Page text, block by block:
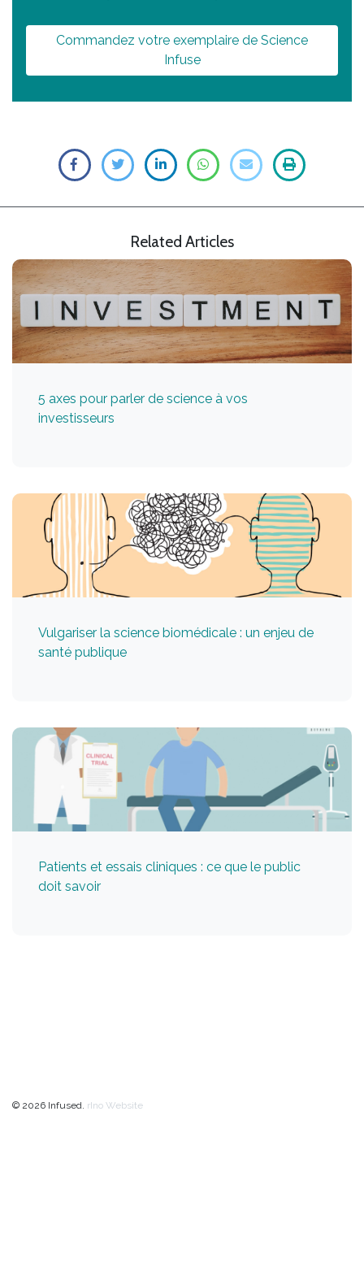
Commandez votre exemplaire de Science
Infuse
Related Articles
5 axes pour parler de science à vos
investisseurs
Vulgariser la science biomédicale : un enjeu de
santé publique
Patients et essais cliniques : ce que le public
doit savoir
© 2026 Infused. rIno Website